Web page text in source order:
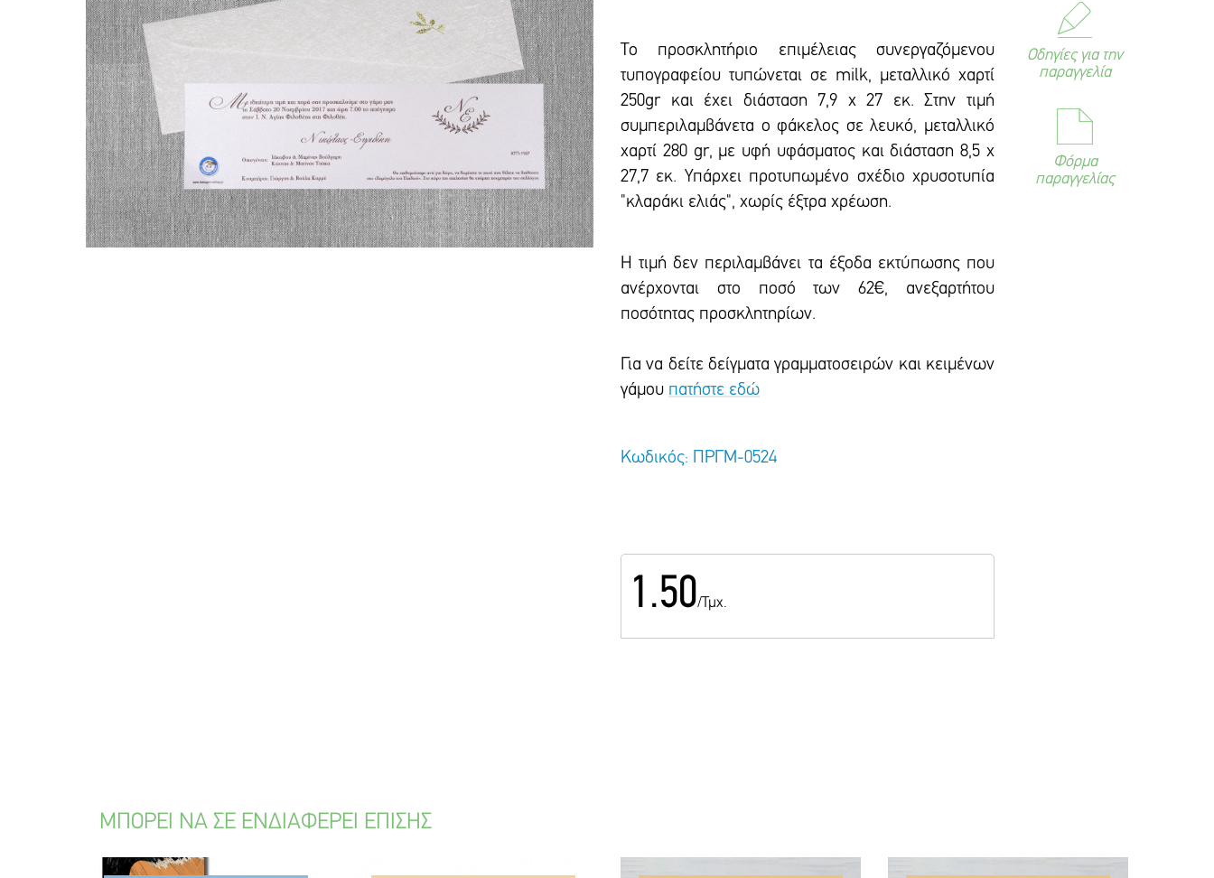
Το προσκλητήριο επιμέλειας συνεργαζόμενου
τυπογραφείου τυπώνεται σε milk, μεταλλικό χαρτί
250gr και έxει διάσταση 7,9 x 27 εκ. Στην τιμή
συμπεριλαμβάνετα ο φάκελος σε λευκό, μεταλλικό
χαρτί 280 gr, με υφή υφάσματος και διάσταση 8,5 x
27,7 εκ. Υπάρxει προτυπωμένο σxέδιο xρυσοτυπία
"κλαράκι ελιάς", χωρίς έξτρα xρέωση.
Η τιμή δεν περιλαμβάνει τα έξοδα εκτύπωσης που
ανέρχονται στο ποσό των 62€, ανεξαρτήτου
ποσότητας προσκλητηρίων.
Για να δείτε δείγματα γραμματοσειρών και κειμένων
γάμου πατήστε εδώ
Κωδικός: ΠΡΓΜ-0524
1.50/Τμχ.
Οδηγίες για την
παραγγελία
Φόρμα
παραγγελίας
ΜΠΟΡΕΙ ΝΑ ΣΕ ΕΝΔΙΑΦΕΡΕΙ ΕΠΙΣΗΣ